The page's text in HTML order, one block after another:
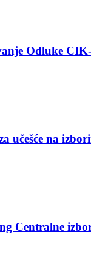
Odluke
učešće na
Centralne